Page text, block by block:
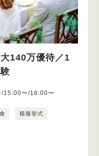
140万優待／1
15:00〜/16:00〜
模擬挙式